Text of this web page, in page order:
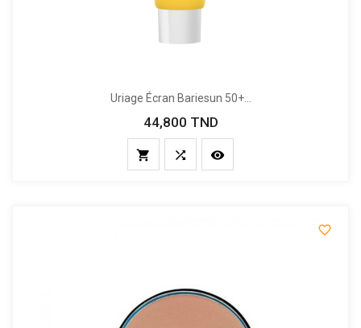
Uriage Écran Bariesun 50+...
Prix
44,800 TND
  
